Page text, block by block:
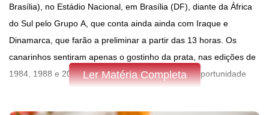
Brasília), no Estádio Nacional, em Brasília (DF), diante da África
do Sul pelo Grupo A, que conta ainda ainda com Iraque e
Dinamarca, que farão a preliminar a partir das 13 horas. Os
canarinhos sentiram apenas o gostinho da prata, nas edições de
1984, 1988 e 2012, porém, essa será a primeira oportunidade
Ler Matéria Completa